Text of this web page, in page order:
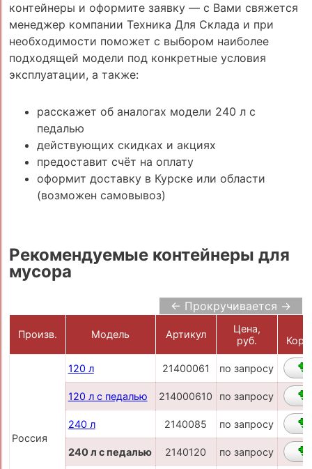
контейнеры и оформите заявку — с Вами свяжется
менеджер компании Техника Для Склада и при
необходимости поможет с выбором наиболее
подходящей модели под конкретные условия
эксплуатации, а также:
расскажет об аналогах модели 240 л с
педалью
действующих скидках и акциях
предоставит счёт на оплату
оформит доставку в Курске или области
(возможен самовывоз)
Рекомендуемые контейнеры для
мусора
← Прокручивается →
Произв. Модель Артикул
Цена,
руб.
Россия
120 л 21400061 по запросу
120 л с педалью 214000610 по запросу
240 л 2140085 по запросу
240 л с педалью 2140120 по запросу